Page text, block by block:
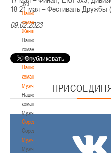
3х3
Национальная
команда.
Женщины
Национальная
команда.
Женщины
Национальная
команда.
Мужчины
Национальная
команда.
Мужчины
Соревнования
Соревнования
Мужчины
Мужчины
18-21 мая – Фестиваль Дружбы
09.02.2023